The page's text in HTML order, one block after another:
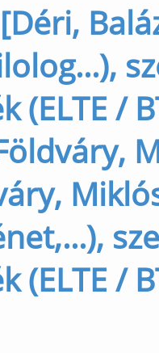
(ELTE /
(ELTE /